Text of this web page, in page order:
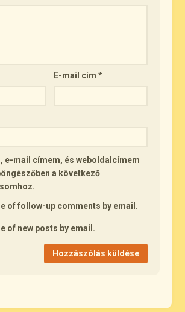
E-mail cím*
e-mail címem, és weboldalcímem
a következő
of follow-up comments by email.
of new posts by email.